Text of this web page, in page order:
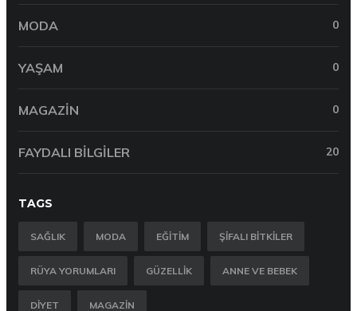
MODA 0
YAŞAM 0
MAGAZIN 0
FAYDALI BILGILER 20
TAGS
SAĞLIK MODA EĞITIM ŞIFALI BITKILER
RÜYA YORUMLARI GÜZELLIK ANNE VE BEBEK
DIYET MAGAZIN